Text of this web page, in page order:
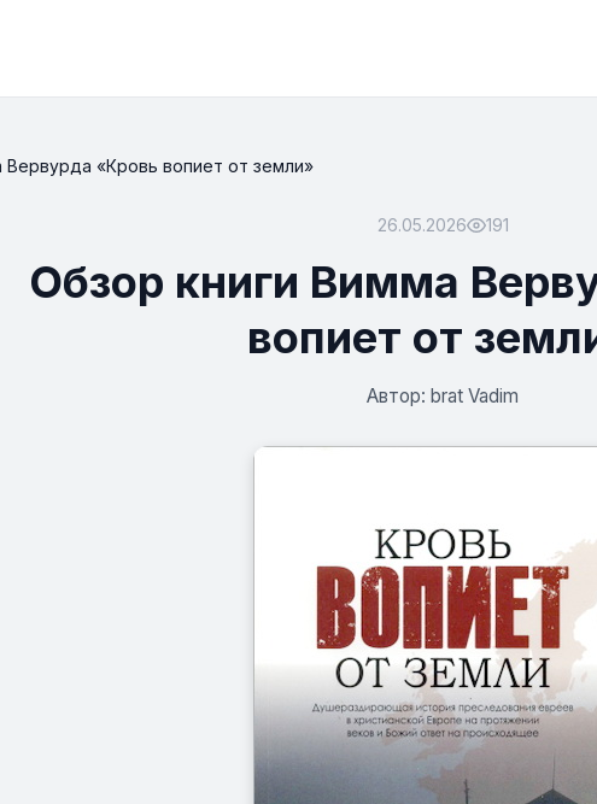
Вервурда «Кровь вопиет от земли»
26.05.2026 191
Обзор книги Вимма
вопиет от
Автор: brat Vadim